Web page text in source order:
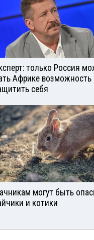
только Россия
Африке возможность
себя
могут быть
и котики